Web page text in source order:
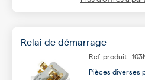
Relai de démarrage
Ref. produit :
Pièces diverses